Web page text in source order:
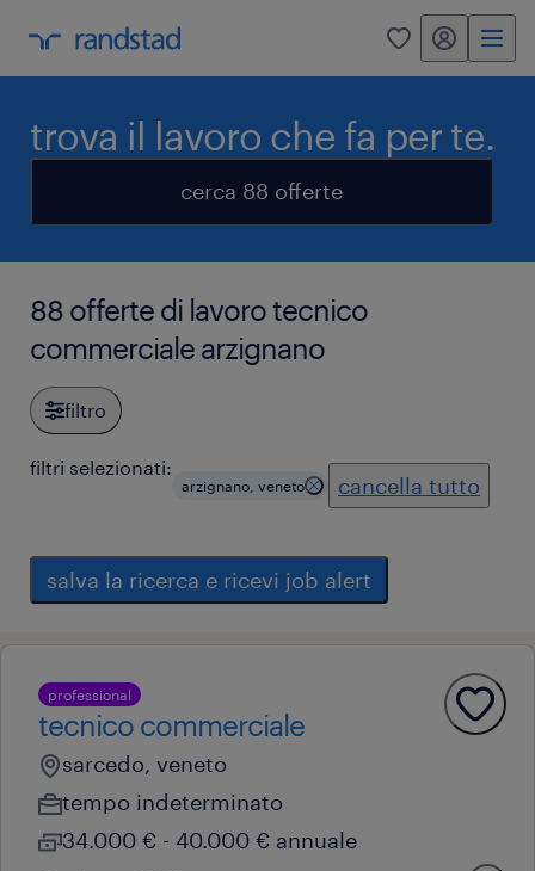
0 my randstad
trova il lavoro che fa per te.
cerca 88 offerte
88 offerte di lavoro tecnico
commerciale arzignano
filtro
filtri selezionati:
arzignano, veneto cancella tutto
salva la ricerca e ricevi job alert
professional
tecnico commerciale
sarcedo, veneto
tempo indeterminato
34.000 € - 40.000 € annuale